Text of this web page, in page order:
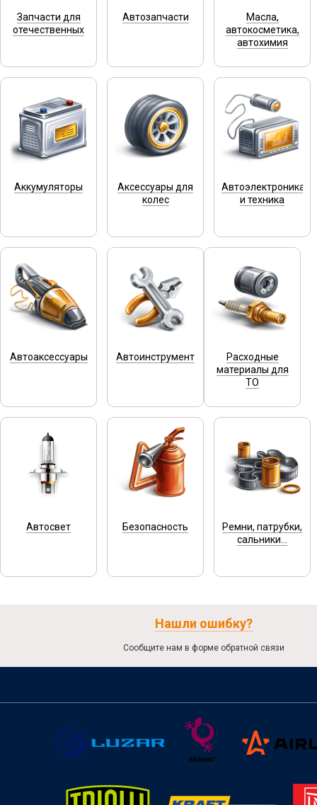
Запчасти для
отечественных
Автозапчасти
Масла,
автокосметика,
автохимия
Аккумуляторы
Аксессуары для
колес
Автоэлектроника
и техника
Автоаксессуары Автоинструмент
Расходные
материалы для
ТО
Автосвет Безопасность
Ремни, патрубки,
сальники...
Нашли ошибку?
Сообщите нам в форме обратной связи